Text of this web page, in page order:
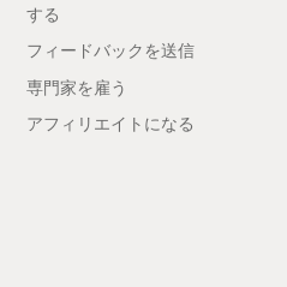
する
フィードバックを送信
専門家を雇う
アフィリエイトになる